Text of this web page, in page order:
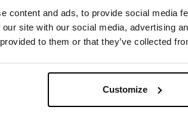
content and ads, to provide social media
site with our social media, advertising
to them or that they’ve collected
Customize